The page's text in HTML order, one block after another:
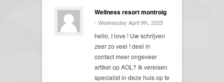
Wellness resort montroig
- Wednesday April 9th, 2025
hello, I love ! Uw schrijven
zeer zo veel ! deel in
contact meer ongeveer
artikel op AOL? Ik vereisen
specialist in deze huis op te